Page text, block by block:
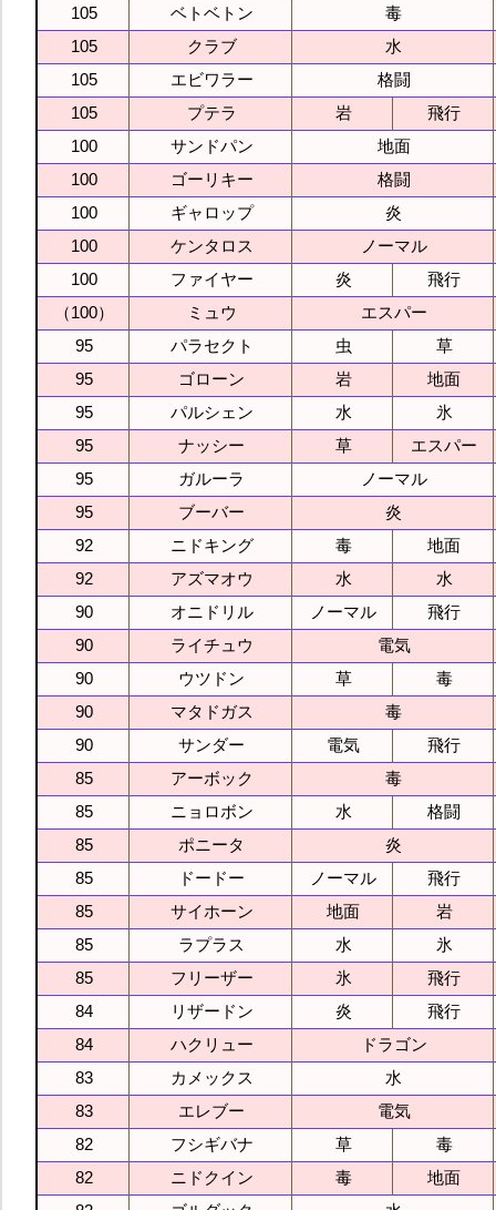
105
ベトベトン
毒
105
クラブ
水
105
エビワラー
格闘
105
プテラ 岩
飛行
100
サンドパン
地面
100
ゴーリキー
格闘
100
ギャロップ
炎
100
ケンタロス
ノーマル
100
ファイヤー 炎
飛行
（100）
ミュウ
エスパー
95
パラセクト 虫
草
95
ゴローン 岩
地面
95
パルシェン 水
氷
95
ナッシー 草
エスパー
95
ガルーラ
ノーマル
95
ブーバー
炎
92
ニドキング 毒
地面
92
アズマオウ 水
水
90
オニドリル ノーマル
飛行
90
ライチュウ
電気
90
ウツドン 草
毒
90
マタドガス
毒
90
サンダー 電気
飛行
85
アーボック
毒
85
ニョロボン 水
格闘
85
ポニータ
炎
85
ドードー ノーマル
飛行
85
サイホーン 地面
岩
85
ラプラス 水
氷
85
フリーザー 氷
飛行
84
リザードン 炎
飛行
84
ハクリュー
ドラゴン
83
カメックス
水
83
エレブー
電気
82
フシギバナ 草
毒
82
ニドクイン 毒
地面